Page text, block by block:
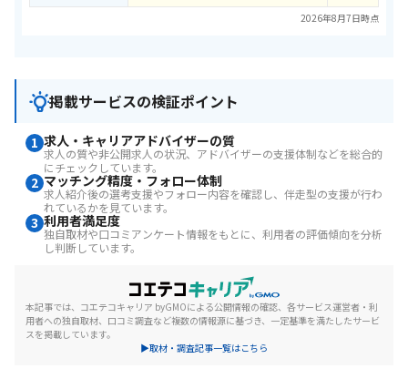
2026年8月7日時点
掲載サービスの検証ポイント
1 求人・キャリアアドバイザーの質
求人の質や非公開求人の状況、アドバイザーの支援体制などを総合的
にチェックしています。
2 マッチング精度・フォロー体制
求人紹介後の選考支援やフォロー内容を確認し、伴走型の支援が行わ
れているかを見ています。
3 利用者満足度
独自取材や口コミアンケート情報をもとに、利用者の評価傾向を分析
し判断しています。
本記事では、コエテコキャリア byGMOによる公開情報の確認、各サービス運営者・利
用者への独自取材、口コミ調査など複数の情報源に基づき、一定基準を満たしたサービ
スを掲載しています。
▶取材・調査記事一覧はこちら